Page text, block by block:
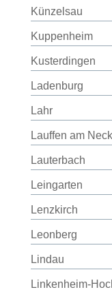
Künzelsau
Kuppenheim
Kusterdingen
Ladenburg
Lahr
Lauffen am
Lauterbach
Leingarten
Lenzkirch
Leonberg
Lindau
Linkenheim-